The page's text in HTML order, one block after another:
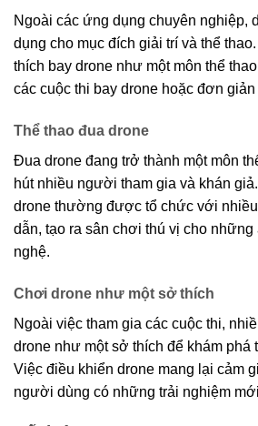
Ngoài các ứng dụng chuyên nghiệp,
dụng cho mục đích giải trí và thể
thích bay drone như một môn thể
các cuộc thi bay drone hoặc đơn
Thể thao đua drone
Đua drone đang trở thành một môn
hút nhiều người tham gia và khán
drone thường được tổ chức với
dẫn, tạo ra sân chơi thú vị cho những
nghệ.
Chơi drone như một sở thích
Ngoài việc tham gia các cuộc thi,
drone như một sở thích để khám phá
Việc điều khiển drone mang lại cảm
người dùng có những trải nghiệm